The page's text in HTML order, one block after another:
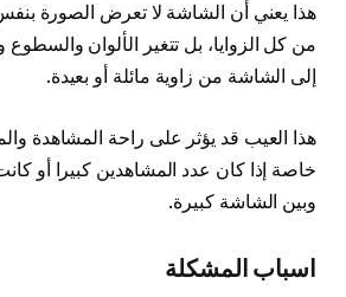
هذا يعني أن الشاشة لا تعرض الصورة
من كل الزوايا، بل تتغير الألوان والسطوع
إلى الشاشة من زاوية مائلة أو بعيدة.
هذا العيب قد يؤثر على راحة المشاهدة
خاصة إذا كان عدد المشاهدين كبيرا أو
وبين الشاشة كبيرة.
اسباب المشكلة